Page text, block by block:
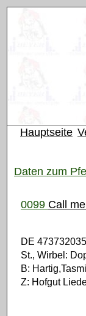
Hauptseite
Daten zum
0099 Call
DE
St., Wirbel:
B:
Z: Hofgut